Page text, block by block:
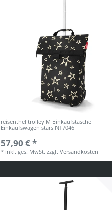
reisenthel trolley M Einkaufstasche
Einkaufswagen stars NT7046
57,90 € *
* inkl. ges. MwSt. zzgl.Versandkosten